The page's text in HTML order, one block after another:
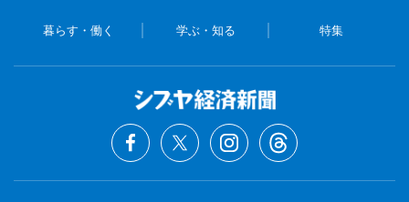
暮らす・働く 学ぶ・知る 特集